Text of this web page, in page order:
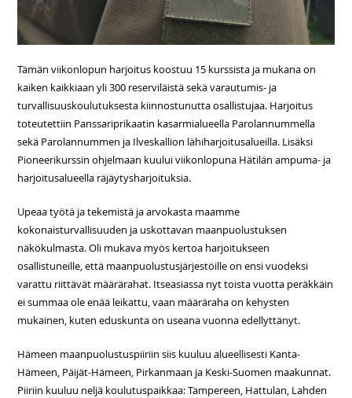
Tämän viikonlopun harjoitus koostuu 15 kurssista ja mukana on
kaiken kaikkiaan yli 300 reserviläistä sekä varautumis- ja
turvallisuuskoulutuksesta kiinnostunutta osallistujaa. Harjoitus
toteutettiin Panssariprikaatin kasarmialueella Parolannummella
sekä Parolannummen ja Ilveskallion lähiharjoitusalueilla. Lisäksi
Pioneerikurssin ohjelmaan kuului viikonlopuna Hätilän ampuma- ja
harjoitusalueella räjäytysharjoituksia.
Upeaa työtä ja tekemistä ja arvokasta maamme
kokonaisturvallisuuden ja uskottavan maanpuolustuksen
näkökulmasta. Oli mukava myös kertoa harjoitukseen
osallistuneille, että maanpuolustusjärjestöille on ensi vuodeksi
varattu riittävät määrärahat. Itseasiassa nyt toista vuotta peräkkäin
ei summaa ole enää leikattu, vaan määräraha on kehysten
mukainen, kuten eduskunta on useana vuonna edellyttänyt.
Hämeen maanpuolustuspiiriin siis kuuluu alueellisesti Kanta-
Hämeen, Päijät-Hämeen, Pirkanmaan ja Keski-Suomen maakunnat.
Piiriin kuuluu neljä koulutuspaikkaa: Tampereen, Hattulan, Lahden